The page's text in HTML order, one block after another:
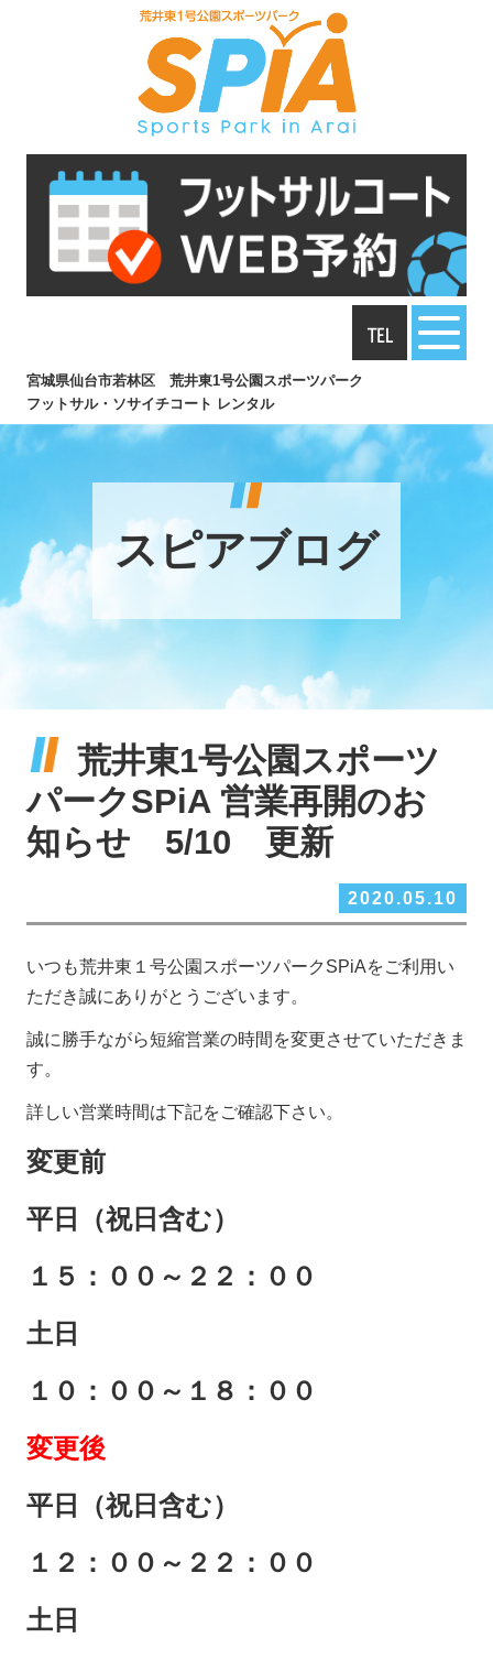
℡
宮城県仙台市若林区 荒井東1号公園スポーツパーク
フットサル・ソサイチコート レンタル
スピアブログ
荒井東1号公園スポーツ
パークSPiA 営業再開のお
知らせ 5/10 更新
2020.05.10
いつも荒井東１号公園スポーツパークSPiAをご利用い
ただき誠にありがとうございます。
誠に勝手ながら短縮営業の時間を変更させていただきま
す。
詳しい営業時間は下記をご確認下さい。
変更前
平日（祝日含む）
１５：００～２２：００
土日
１０：００～１８：００
変更後
平日（祝日含む）
１２：００～２２：００
土日